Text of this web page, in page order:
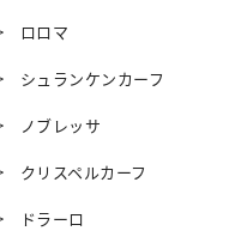
ロロマ
シュランケンカーフ
ノブレッサ
クリスペルカーフ
ドラーロ